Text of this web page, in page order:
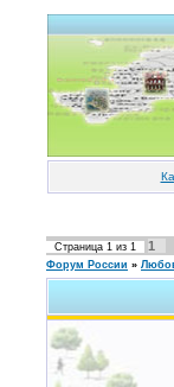
Страница 1 из 1 1
Форум России »